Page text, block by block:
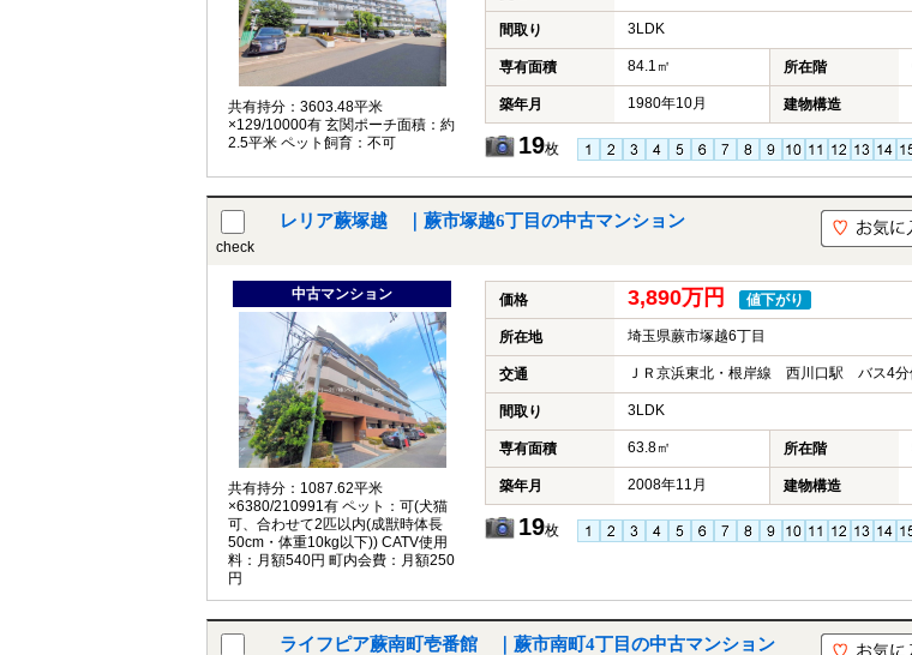
共有持分：3603.48平米
×129/10000有 玄関ポーチ面積：約
2.5平米 ペット飼育：不可
間取り 3LDK
専有面積 84.1㎡ 所在階
築年月 1980年10月 建物構造
19枚
check
レリア蕨塚越 ｜蕨市塚越6丁目の中古マンション
中古マンション
共有持分：1087.62平米
×6380/210991有 ペット：可(犬猫
可、合わせて2匹以内(成獣時体長
50cm・体重10kg以下)) CATV使用
料：月額540円 町内会費：月額250
円
価格 3,890万円 値下がり
所在地 埼玉県蕨市塚越6丁目
交通 ＪＲ京浜東北・根岸線 西川口駅 バス4分
間取り 3LDK
専有面積 63.8㎡ 所在階
築年月 2008年11月 建物構造
19枚
ライフピア蕨南町壱番館 ｜蕨市南町4丁目の中古マンション